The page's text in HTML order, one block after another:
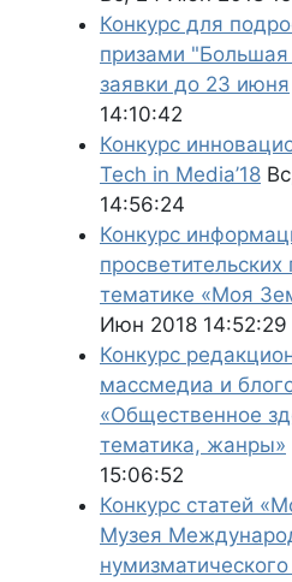
Конкурс для
призами
заявки до 23 июня
14:10:42
Конкурс
Tech in Media’18
14:56:24
Конкурс
тематике «Моя
Июн 2018 14:52:29
Конкурс
массмедиа и
«Общественное
тематика, жанры»
15:06:52
Конкурс статей
Музея
нумизматического